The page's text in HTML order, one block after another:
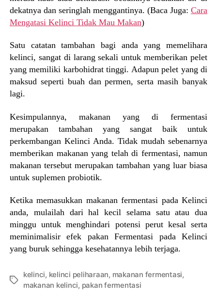
dekatnya dan seringlah menggantinya. (Baca Juga: Cara
Mengatasi Kelinci Tidak Mau Makan)
Satu catatan tambahan bagi anda yang memelihara
kelinci, sangat di larang sekali untuk memberikan pelet
yang memiliki karbohidrat tinggi. Adapun pelet yang di
maksud seperti buah dan permen, serta masih banyak
lagi.
Kesimpulannya, makanan yang di fermentasi
merupakan tambahan yang sangat baik untuk
perkembangan Kelinci Anda. Tidak mudah sebenarnya
memberikan makanan yang telah di fermentasi, namun
makanan tersebut merupakan tambahan yang luar biasa
untuk suplemen probiotik.
Ketika memasukkan makanan fermentasi pada Kelinci
anda, mulailah dari hal kecil selama satu atau dua
minggu untuk menghindari potensi perut kesal serta
meminimalisir efek pakan Fermentasi pada Kelinci
yang buruk sehingga kesehatannya lebih terjaga.
Tags
kelinci, kelinci peliharaan, makanan fermentasi,
makanan kelinci, pakan fermentasi